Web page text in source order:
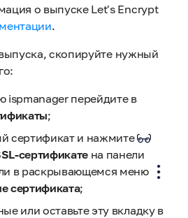
о выпуске Let's Encrypt
.
скопируйте нужный
ispmanager перейдите в
;
сертификат и нажмите
сертификате на панели
в раскрывающемся меню
сертификата;
или оставьте эту вкладку в